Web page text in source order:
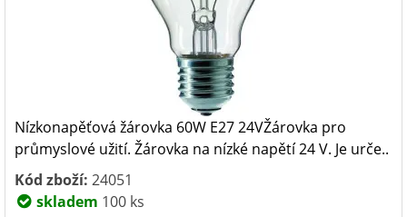
Nízkonapěťová žárovka 60W E27 24VŽárovka pro
průmyslové užití. Žárovka na nízké napětí 24 V. Je urče..
Kód zboží: 24051
skladem 100 ks